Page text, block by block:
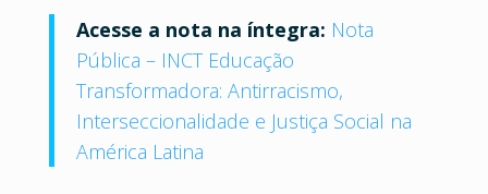
Acesse a nota na íntegra: Nota
Pública – INCT Educação
Transformadora: Antirracismo,
Interseccionalidade e Justiça Social na
América Latina